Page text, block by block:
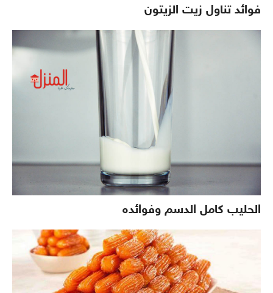
فوائد تناول زيت الزيتون
الحليب كامل الدسم وفوائده